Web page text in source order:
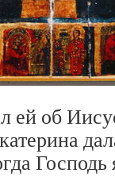
ей об
Господь